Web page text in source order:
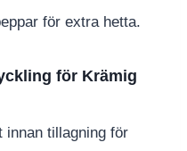
för extra hetta.
för Krämig
innan tillagning för